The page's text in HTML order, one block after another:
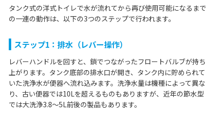
タンク式の洋式トイレで水が流れてから再び使用可能になるまで
の一連の動作は、以下の3つのステップで行われます。
ステップ1：排水（レバー操作）
レバーハンドルを回すと、鎖でつながったフロートバルブが持ち
上がります。タンク底部の排水口が開き、タンク内に貯められて
いた洗浄水が便器へ流れ込みます。洗浄水量は機種によって異な
り、古い便器では10Lを超えるものもありますが、近年の節水型
では大洗浄3.8〜5L前後の製品もあります。